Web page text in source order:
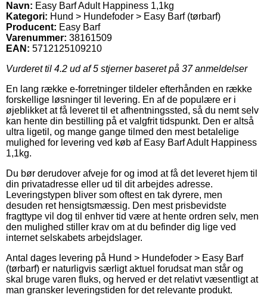
Navn: Easy Barf Adult Happiness 1,1kg
Kategori: Hund > Hundefoder > Easy Barf (tørbarf)
Producent: Easy Barf
Varenummer: 38161509
EAN: 5712125109210
Vurderet til 4.2 ud af 5 stjerner baseret på 37anmeldelser
En lang række e-forretninger tildeler efterhånden en række
forskellige løsninger til levering. En af de populære er i
øjeblikket at få leveret til et afhentningssted, så du nemt selv
kan hente din bestilling på et valgfrit tidspunkt. Den er altså
ultra ligetil, og mange gange tilmed den mest betalelige
mulighed for levering ved køb af Easy Barf Adult Happiness
1,1kg.
Du bør derudover afveje for og imod at få det leveret hjem til
din privatadresse eller ud til dit arbejdes adresse.
Leveringstypen bliver som oftest en tak dyrere, men
desuden ret hensigtsmæssig. Den mest prisbevidste
fragttype vil dog til enhver tid være at hente ordren selv, men
den mulighed stiller krav om at du befinder dig lige ved
internet selskabets arbejdslager.
Antal dages levering på Hund > Hundefoder > Easy Barf
(tørbarf) er naturligvis særligt aktuel forudsat man står og
skal bruge varen fluks, og herved er det relativt væsentligt at
man gransker leveringstiden for det relevante produkt.